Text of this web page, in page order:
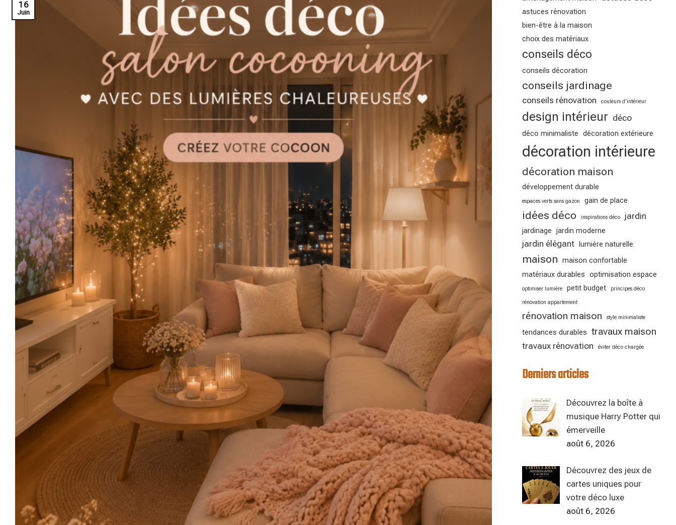
16
Juin
astuces rénovation
bien-être à la maison
choix des matériaux
conseils déco
conseils décoration
conseils jardinage
conseils rénovation couleurs d'intérieur
design intérieur déco
déco minimaliste décoration extérieure
décoration intérieure
décoration maison
développement durable
espaces verts sans gazon gain de place
idées déco inspirations déco jardin
jardinage jardin moderne
jardin élégant lumière naturelle
maison maison confortable
matériaux durables optimisation espace
optimiser lumière petit budget principes déco
rénovation appartement
rénovation maison style minimaliste
tendances durables travaux maison
travaux rénovation éviter déco chargée
Derniers articles
Découvrez la boîte à
musique Harry Potter qui
émerveille
août 6, 2026
Découvrez des jeux de
cartes uniques pour
votre déco luxe
août 6, 2026